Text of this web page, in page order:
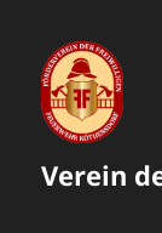
Verein